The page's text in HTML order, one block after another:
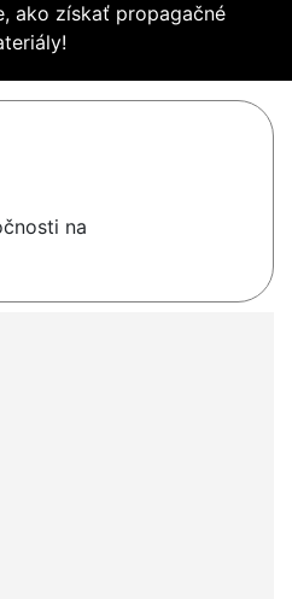
ako získať propagačné
na